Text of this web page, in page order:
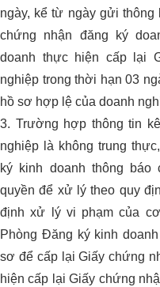
ngày, kể từ ngày gửi
chứng nhận đăng ký
doanh thực hiện cấp lại
nghiệp trong thời hạn 03
hồ sơ hợp lệ của doanh
3. Trường hợp thông tin
nghiệp là không trung
ký kinh doanh thông
quyền để xử lý theo quy
định xử lý vi phạm của
Phòng Đăng ký kinh
sơ để cấp lại Giấy chứng
hiện cấp lại Giấy chứng